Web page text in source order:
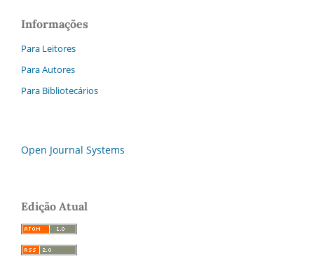
Informações
Para Leitores
Para Autores
Para Bibliotecários
Open Journal Systems
Edição Atual